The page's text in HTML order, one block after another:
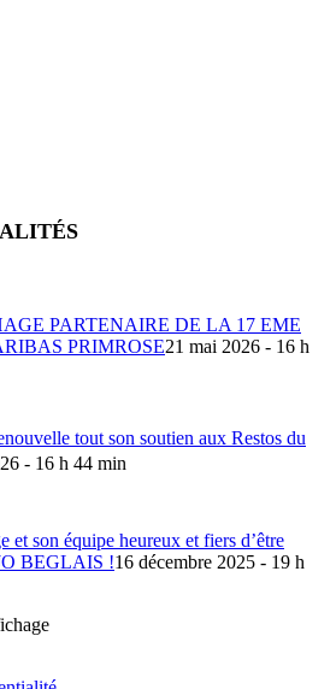
PARTENAIRE DE LA 17 EME
PRIMROSE21 mai 2026 - 16 h
tout son soutien aux Restos du
- 16 h 44 min
et son équipe heureux et fiers d’être
BEGLAIS !16 décembre 2025 - 19 h